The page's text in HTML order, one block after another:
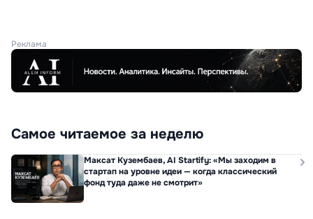
Реклама
Самое читаемое за неделю
Максат Кузембаев, AI Startify: «Мы заходим в
стартап на уровне идеи — когда классический
фонд туда даже не смотрит»